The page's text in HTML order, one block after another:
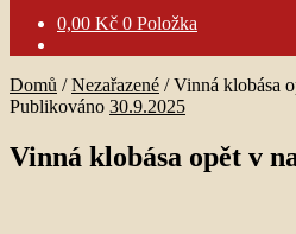
0,00 Kč 0 Položka
Domů /Nezařazené /Vinná klobása
Publikováno 30.9.2025
Vinná klobása opět v